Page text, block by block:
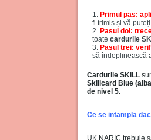
Primul pas:
fi trimis și vă
Pasul doi:
toate cardurile
Pasul trei:
să îndeplinească
Cardurile SKILL
Skillcard Blue
de nivel 5.
Ce se intampla
UK NARIC trebuie